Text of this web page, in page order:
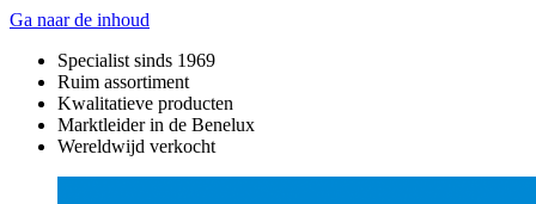
Ga naar de inhoud
Specialist sinds 1969
Ruim assortiment
Kwalitatieve producten
Marktleider in de Benelux
Wereldwijd verkocht